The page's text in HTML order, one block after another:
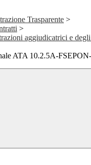
Trasparente >
>
aggiudicatrici e
ATA 10.2.5A-